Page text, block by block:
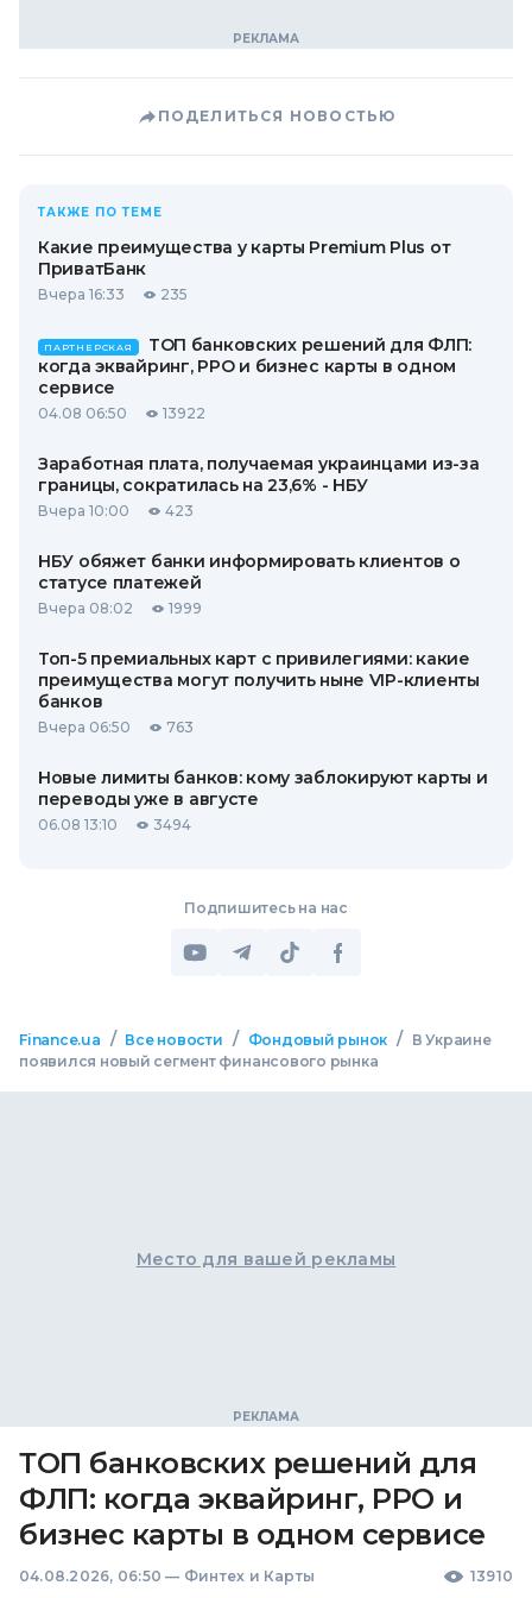
ПОДЕЛИТЬСЯ НОВОСТЬЮ
ТАКЖЕ ПО ТЕМЕ
Какие преимущества у карты Premium Plus от
ПриватБанк
Вчера 16:33 235
ПАРТНЕРСКАЯ
ТОП банковских решений для ФЛП:
когда эквайринг, РРО и бизнес карты в одном
сервисе
04.08 06:50 13922
Заработная плата, получаемая украинцами из-за
границы, сократилась на 23,6% - НБУ
Вчера 10:00 423
НБУ обяжет банки информировать клиентов о
статусе платежей
Вчера 08:02 1999
Топ-5 премиальных карт с привилегиями: какие
преимущества могут получить ныне VIP-клиенты
банков
Вчера 06:50 763
Новые лимиты банков: кому заблокируют карты и
переводы уже в августе
06.08 13:10 3494
Подпишитесь на нас
Finance.ua / Все новости / Фондовый рынок /
В Украине
появился новый сегмент финансового рынка
Место для вашей рекламы
ТОП банковских решений для
ФЛП: когда эквайринг, РРО и
бизнес карты в одном сервисе
04.08.2026, 06:50 — Финтех и Карты 13910